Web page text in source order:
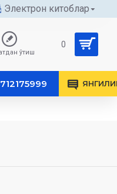
Электрон китоблар
ўтиш
0